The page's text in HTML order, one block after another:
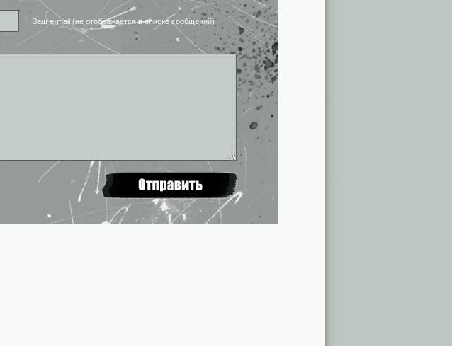
Ваш e-mail (не отображается в списке сообщений)